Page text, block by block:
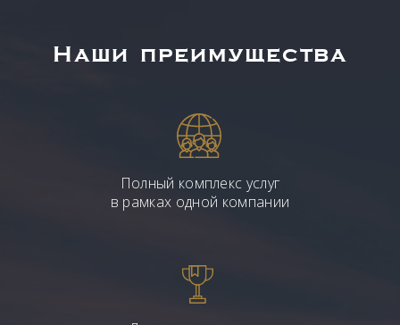
Наши преимущества
Полный комплекс услуг
в рамках одной компании